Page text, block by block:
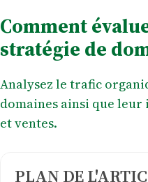
Comment
stratégie de
Analysez le trafic
domaines ainsi que
et ventes.
PLAN DE